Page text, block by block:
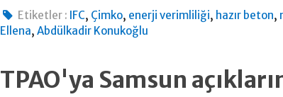
Etiketler : IFC, Çimko, enerji verimliliği, hazır beton,
Ellena, Abdülkadir Konukoğlu
TPAO'ya Samsun